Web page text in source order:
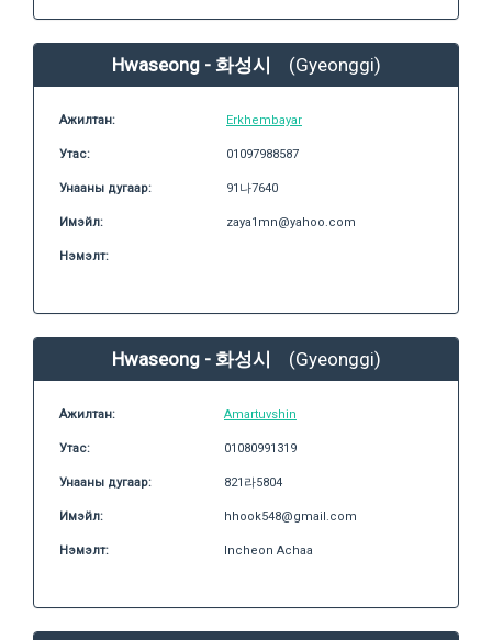
Hwaseong - 화성시 (Gyeonggi)
Ажилтан: Erkhembayar
Утас: 01097988587
Унааны дугаар: 91나7640
Имэйл: zaya1mn@yahoo.com
Нэмэлт:
Hwaseong - 화성시 (Gyeonggi)
Ажилтан: Amartuvshin
Утас: 01080991319
Унааны дугаар: 821라5804
Имэйл: hhook548@gmail.com
Нэмэлт: Incheon Achaa